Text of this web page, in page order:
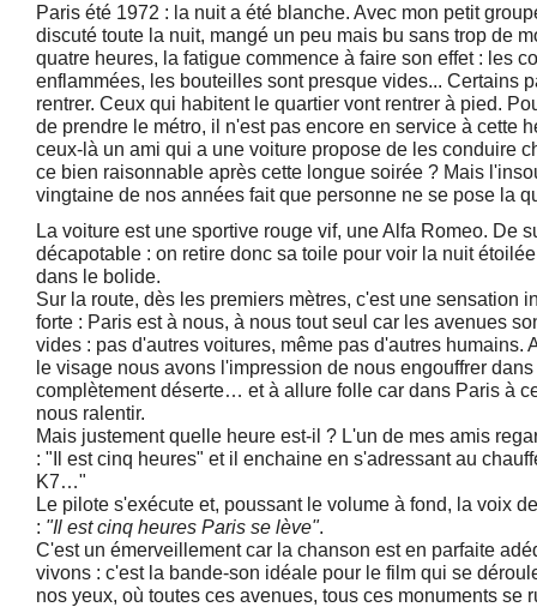
Paris été 1972 : la nuit a été blanche. Avec mon petit
discuté toute la nuit, mangé un peu mais bu sans trop de
quatre heures, la fatigue commence à faire son effet : les
enflammées, les bouteilles sont presque vides... Certains
rentrer. Ceux qui habitent le quartier vont rentrer à pied.
de prendre le métro, il n'est pas encore en service à cette
ceux-là un ami qui a une voiture propose de les conduire
ce bien raisonnable après cette longue soirée ? Mais
vingtaine de nos années fait que personne ne se pose la
La voiture est une sportive rouge vif, une Alfa Romeo. De
décapotable : on retire donc sa toile pour voir la nuit
dans le bolide.
Sur la route, dès les premiers mètres, c'est une sensation
forte : Paris est à nous, à nous tout seul car les avenues
vides : pas d'autres voitures, même pas d'autres humains.
le visage nous avons l'impression de nous engouffrer
complètement déserte… et à allure folle car dans Paris à
nous ralentir.
Mais justement quelle heure est-il ? L'un de mes amis
: "Il est cinq heures" et il enchaine en s'adressant au
K7…"
Le pilote s'exécute et, poussant le volume à fond, la voix
: "Il est cinq heures Paris se lève".
C'est un émerveillement car la chanson est en parfaite
vivons : c'est la bande-son idéale pour le film qui se
nos yeux, où toutes ces avenues, tous ces monuments se